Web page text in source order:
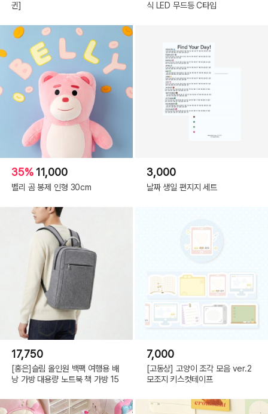
귄]
식 LED 무드등 C타입
35% 11,000
벨리 곰 봉제 인형 30cm
3,000
날짜 생일 편지지 세트
17,750
[홍은]슬림 올인원 백팩 여행용 배
낭 가방 대용량 노트북 책 가방 15
7,000
[고동상] 고양이 조각 모음 ver.2
모조지 키스컷테이프